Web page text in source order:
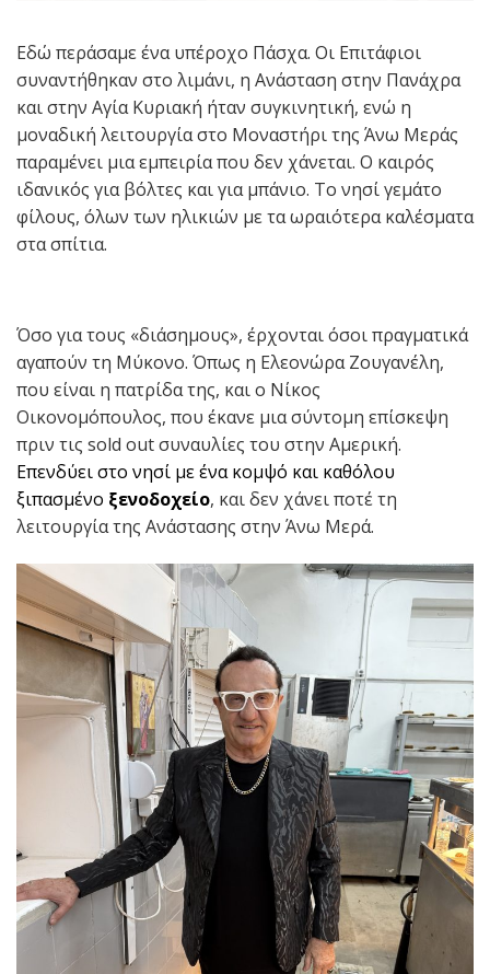
Εδώ περάσαμε ένα υπέροχο Πάσχα. Οι Επιτάφιοι
συναντήθηκαν στο λιμάνι, η Ανάσταση στην Πανάχρα
και στην Αγία Κυριακή ήταν συγκινητική, ενώ η
μοναδική λειτουργία στο Μοναστήρι της Άνω Μεράς
παραμένει μια εμπειρία που δεν χάνεται. Ο καιρός
ιδανικός για βόλτες και για μπάνιο. Το νησί γεμάτο
φίλους, όλων των ηλικιών με τα ωραιότερα καλέσματα
στα σπίτια.
Όσο για τους «διάσημους», έρχονται όσοι πραγματικά
αγαπούν τη Μύκονο. Όπως η Ελεονώρα Ζουγανέλη,
που είναι η πατρίδα της, και ο Νίκος
Οικονομόπουλος, που έκανε μια σύντομη επίσκεψη
πριν τις sold out συναυλίες του στην Αμερική.
Επενδύει στο νησί με ένα κομψό και καθόλου
ξιπασμένο ξενοδοχείο, και δεν χάνει ποτέ τη
λειτουργία της Ανάστασης στην Άνω Μερά.